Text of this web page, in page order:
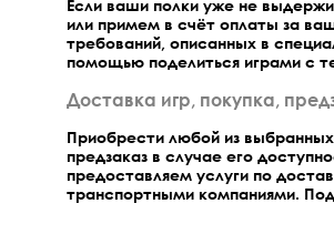
Если ваши полки уже не
или примем в счёт оплаты за
требований, описанных в
помощью поделиться играми с
Доставка игр, покупка,
Приобрести любой из
предзаказ в случае его
предоставляем услуги по
транспортными компаниями.